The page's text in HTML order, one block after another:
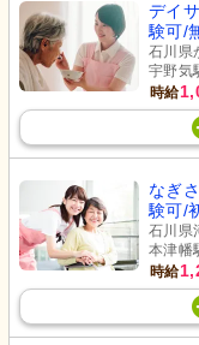
デイ
験可/
石川県
宇野気
時給
なぎ
験可/
石川県
本津幡
時給